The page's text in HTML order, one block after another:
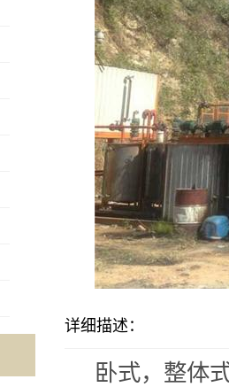
详细描述：
卧式，整体